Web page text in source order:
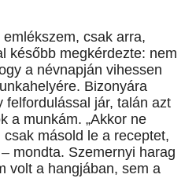
csak arra,
később megkérdezte: nem
a névnapján vihessen
Bizonyára
felfordulással jár, talán azt
a munkám. „Akkor ne
másold le a receptet,
mondta. Szemernyi harag
volt a hangjában, sem a